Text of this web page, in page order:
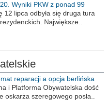
Wyniki PKW z ponad 99
12 lipca odbyła się druga tura
Największe..
reparacji a opcja berlińska
i Platforma Obywatelska dość
oskarża szeregowego posła..